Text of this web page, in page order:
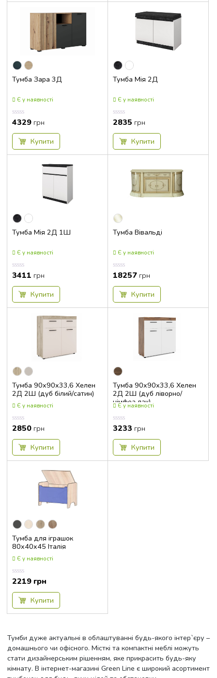
Тумба Зара 3Д
Є у наявності
Оцінка
0.00
з
4329 грн
Купити
Тумба Мія 2Д
Є у наявності
Оцінка
0.00
з
2835 грн
Купити
Тумба Мія 2Д 1Ш
Є у наявності
Оцінка
0.00
з
3411 грн
Купити
Тумба Вівальді
Є у наявності
Оцінка
0.00
з
18257 грн
Купити
Тумба 90x90x33,6 Хелен
2Д 2Ш (дуб білий/сатин)
Є у наявності
Оцінка
0.00
з
2850 грн
Купити
Тумба 90x90x33,6 Хелен
2Д 2Ш (дуб ліворно/
німфеа лак)
Є у наявності
Оцінка
0.00
з
3233 грн
Купити
Тумба для іграшок
80x40x45 Італія
Є у наявності
Оцінка
0.00
з
2219 грн
Купити
Тумби дуже актуальні в облаштуванні будь-якого інтер`єру –
домашнього чи офісного. Місткі та компактні меблі можуть
стати дизайнерським рішенням, яке прикрасить будь-яку
кімнату. В інтернет-магазині Green Line є широкий асортимент